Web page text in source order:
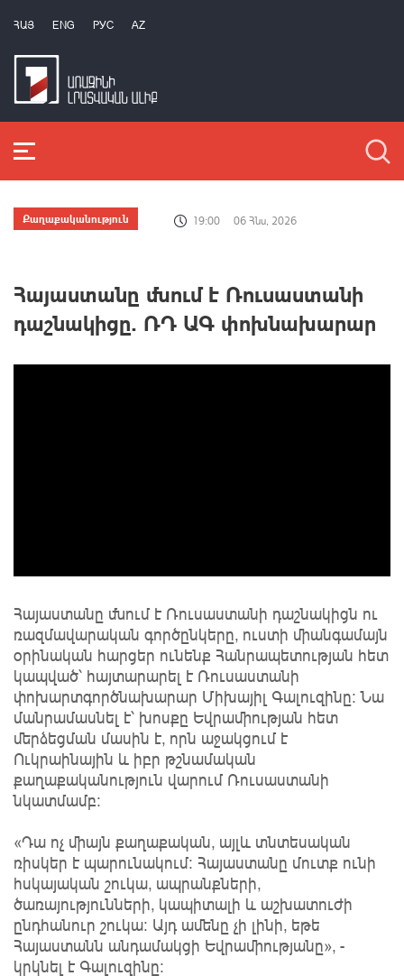
ՀԱՅ ENG РУС AZ
Քաղաքականություն 19:00 06 Հնս, 2026
Հայաստանը մնում է Ռուսաստանի
դաշնակիցը. ՌԴ ԱԳ փոխնախարար
Հայաստանը մնում է Ռուսաստանի դաշնակիցն ու
ռազմավարական գործընկերը, ուստի միանգամայն
օրինական հարցեր ունենք Հանրապետության հետ
կապված՝ հայտարարել է Ռուսաստանի
փոխարտգործնախարար Միխայիլ Գալուզինը: Նա
մանրամասնել է՝ խոսքը Եվրամիության հետ
մերձեցման մասին է, որն աջակցում է
Ուկրաինային և իբր թշնամական
քաղաքականություն վարում Ռուսաստանի
նկատմամբ:
«Դա ոչ միայն քաղաքական, այլև տնտեսական
ռիսկեր է պարունակում։ Հայաստանը մուտք ունի
հսկայական շուկա, ապրանքների,
ծառայությունների, կապիտալի և աշխատուժի
ընդհանուր շուկա։ Այդ ամենը չի լինի, եթե
Հայաստանն անդամակցի Եվրամիությանը», -
կրկնել է Գալուզինը: